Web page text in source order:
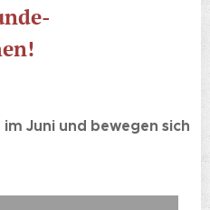
Juni und bewegen sich